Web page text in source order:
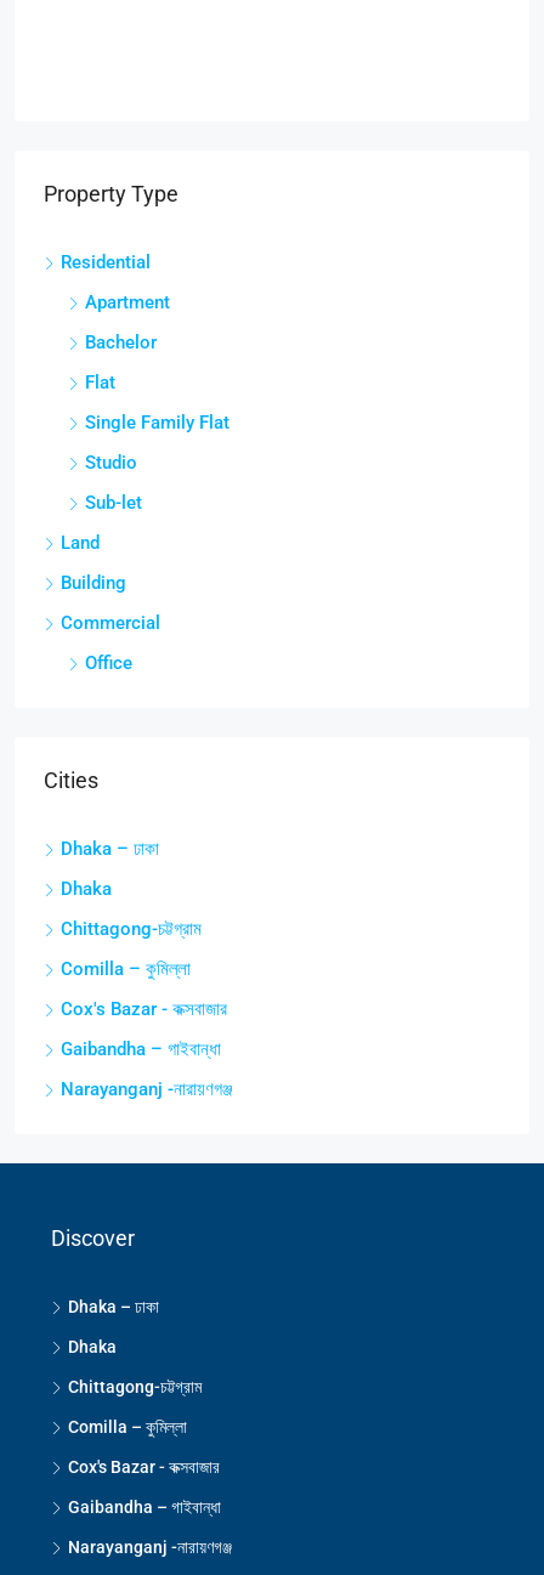
Property Type
Residential
Apartment
Bachelor
Flat
Single Family Flat
Studio
Sub-let
Land
Building
Commercial
Office
Cities
Dhaka – ঢাকা
Dhaka
Chittagong-চট্টগ্রাম
Comilla – কুমিল্লা
Cox's Bazar - কক্সবাজার
Gaibandha – গাইবান্ধা
Narayanganj -নারায়ণগঞ্জ
Discover
Dhaka – ঢাকা
Dhaka
Chittagong-চট্টগ্রাম
Comilla – কুমিল্লা
Cox's Bazar - কক্সবাজার
Gaibandha – গাইবান্ধা
Narayanganj -নারায়ণগঞ্জ